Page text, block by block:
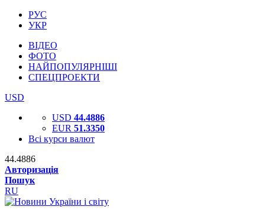
РУС
УКР
ВІДЕО
ФОТО
НАЙПОПУЛЯРНІШІ
СПЕЦПРОЕКТИ
USD
USD 44.4886
EUR 51.3350
Всі курси валют
44.4886
Авторизація
Пошук
RU